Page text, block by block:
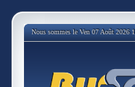
Nous sommes le Ven 07 Août 2026